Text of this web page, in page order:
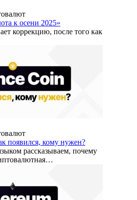
к осени 2025»
коррекцию, после того как
появился, кому нужен?
рассказываем, почему